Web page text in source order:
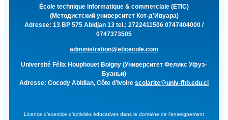
École technique informatique & commerciale (ETIC)
(Методистский университет Кот-д’Ивуара)
Adresse: 13 BP 575 Abidjan 13 tel.: 2722411506 0747404000 /
0747373505
administration@eticecole.com
Université Félix Houphouet Boigny (Университет Феликс Уфуэ-
Буаньи)
Adresse: Cocody Abidian, Côte d’Ivoire scolarite@univ-fhb.edu.ci
Licence d’exercice d’activités éducatives dans le domaine de l’enseignement